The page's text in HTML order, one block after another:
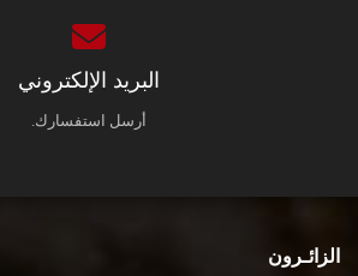
البريد الإلكتروني
أرسل استفسارك.
الزائـرون